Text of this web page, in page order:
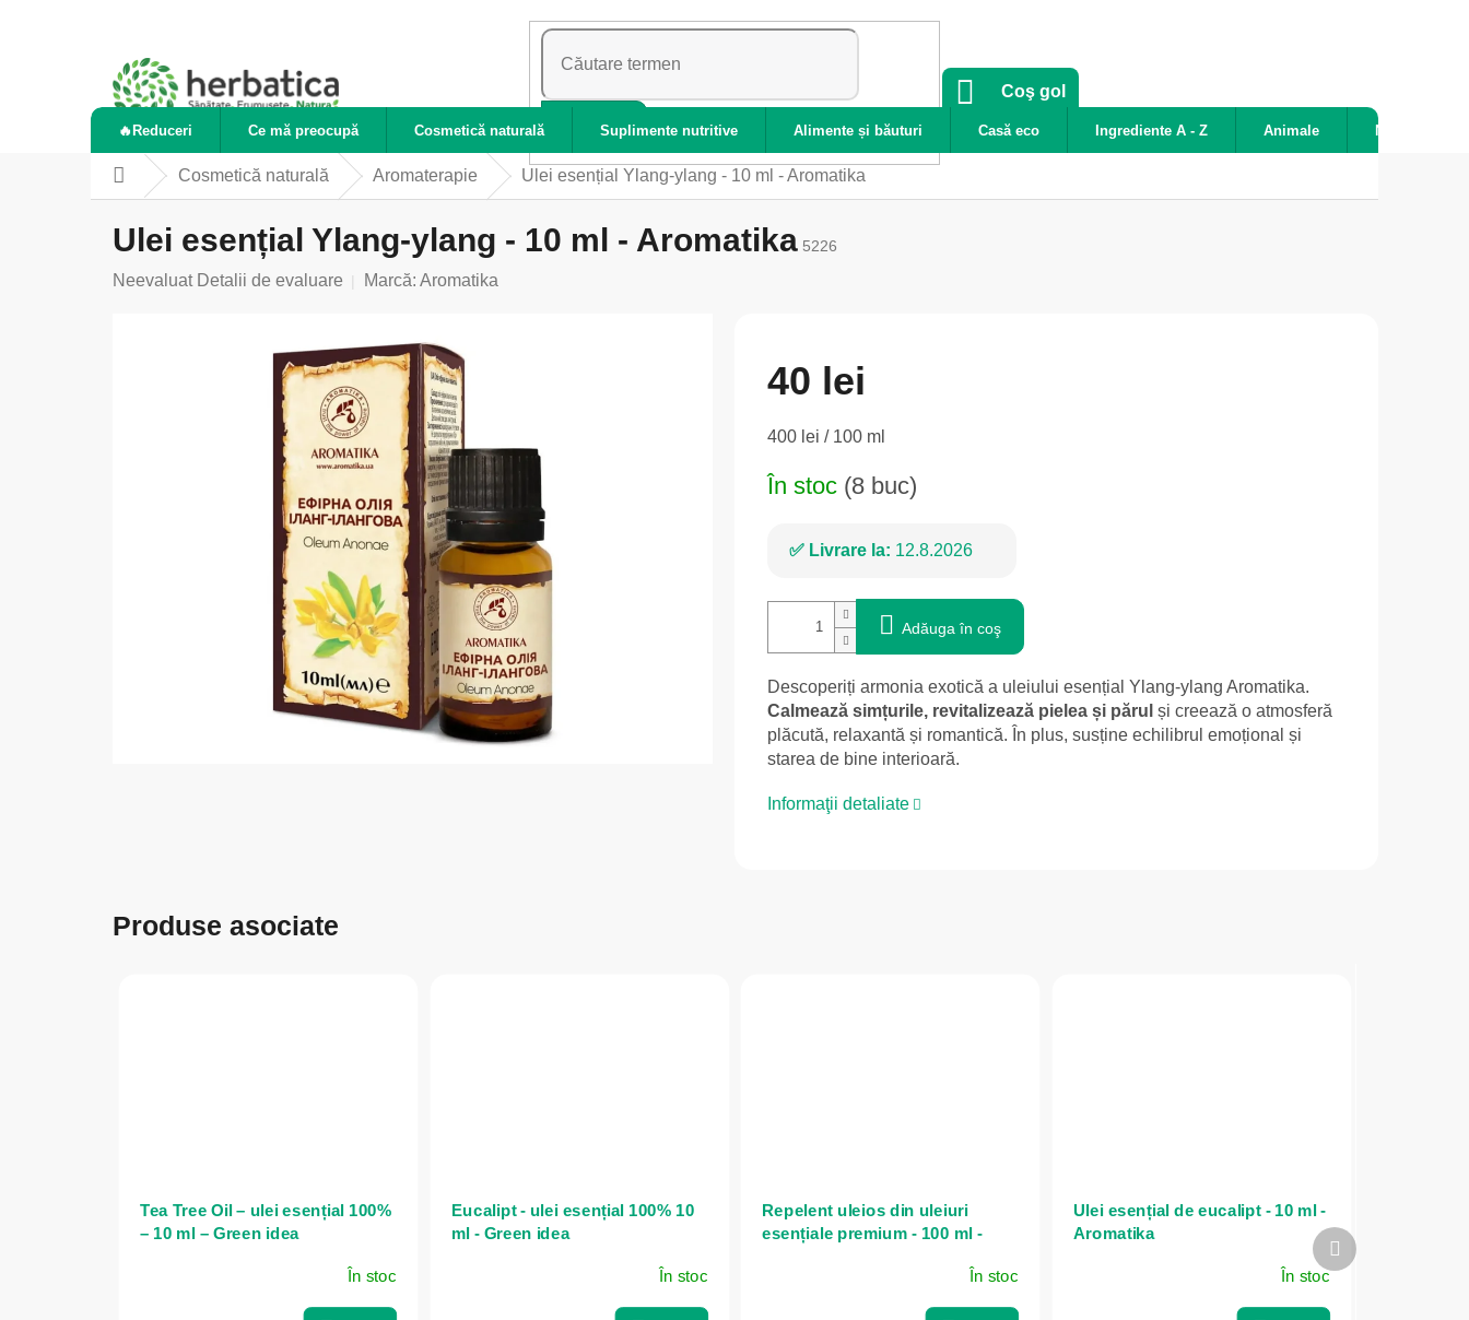
CĂUTARE
COŞ
CUMPĂRĂTURI
Coş gol
🔥Reduceri Ce mă preocupă Cosmetică naturală Suplimente nutritive Alimente și băuturi Casă eco Ingrediente A - Z Animale Noutăți
AcasăCosmetică naturală Aromaterapie Ulei esențial Ylang-ylang - 10 ml - Aromatika
Ulei esențial Ylang-ylang - 10 ml - Aromatika 5226
Evaluarea
Neevaluat Detalii de evaluare Marcă: Aromatika
40 lei
Evaluare
400 lei / 100 ml
În stoc (8 buc)
Livrare la: 12.8.2026
Adăuga în coş
Descoperiți armonia exotică a uleiului esențial Ylang-ylang Aromatika.
Calmează simțurile, revitalizează pielea și părul și creează o atmosferă
plăcută, relaxantă și romantică. În plus, susține echilibrul emoțional și
starea de bine interioară.
Informaţii detaliate
Produse asociate
Tea Tree Oil – ulei esențial 100%
– 10 ml – Green idea
În stoc
Eucalipt - ulei esențial 100% 10
ml - Green idea
În stoc
Repelent uleios din uleiuri
esențiale premium - 100 ml -
În stoc
Ulei esențial de eucalipt - 10 ml -
Aromatika
În stoc
Produsul
următor